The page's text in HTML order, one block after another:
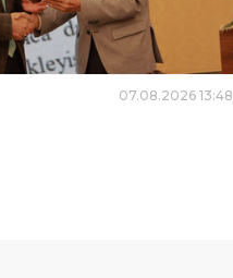
07.08.2026 13:48